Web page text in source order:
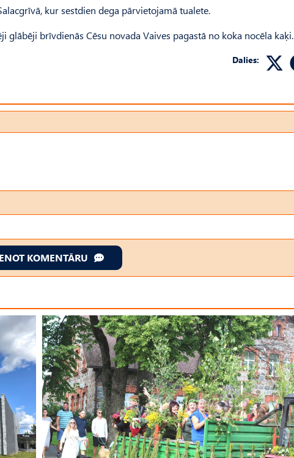
kur sestdien dega pārvietojamā tualete.
brīvdienās Cēsu novada Vaives pagastā no koka nocēla kaķi.
Dalies:
KOMENTĀRU